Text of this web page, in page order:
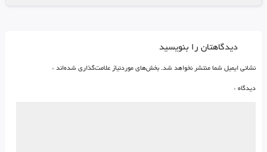
دیدگاهتان را بنویسید
نشانی ایمیل شما منتشر نخواهد شد. بخش‌های موردنیاز علامت‌گذاری شده‌اند *
دیدگاه *